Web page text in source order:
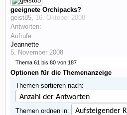
geeignete Orchipacks?
geist85, 16. Oktober 2008
Antworten:
Aufrufe:
Jeannette
5. November 2008
Thema 61 bis 80 von 187
Optionen für die Themenanzeige
Themen sortieren nach:
Themen ordnen in: